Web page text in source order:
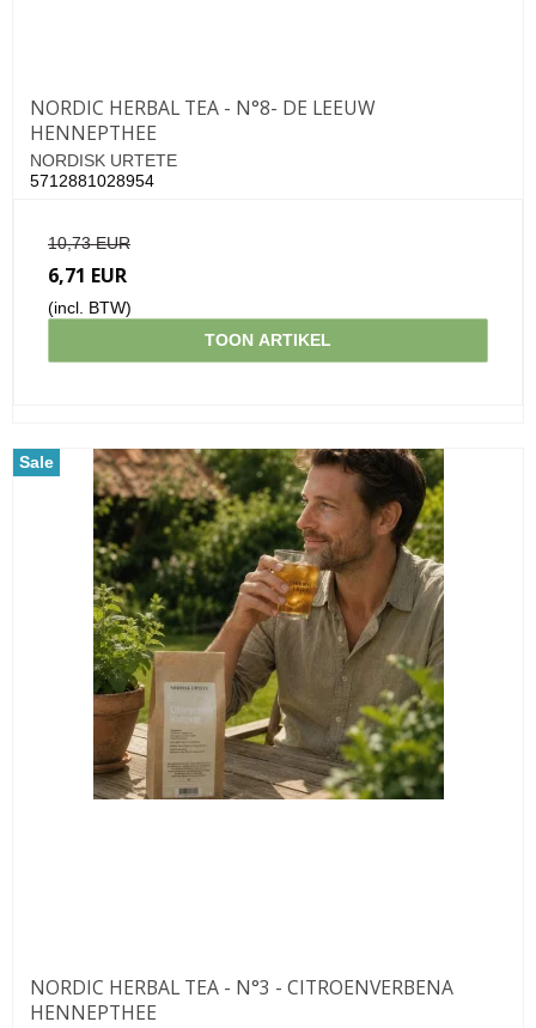
NORDIC HERBAL TEA - N°8- DE LEEUW
HENNEPTHEE
NORDISK URTETE
5712881028954
10,73 EUR
6,71 EUR
(incl. BTW)
TOON ARTIKEL
Sale
NORDIC HERBAL TEA - N°3 - CITROENVERBENA
HENNEPTHEE